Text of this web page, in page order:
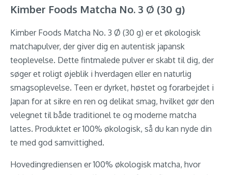
Kimber Foods Matcha No. 3 Ø (30 g)
Kimber Foods Matcha No. 3 Ø (30 g) er et økologisk
matchapulver, der giver dig en autentisk japansk
teoplevelse. Dette fintmalede pulver er skabt til dig, der
søger et roligt øjeblik i hverdagen eller en naturlig
smagsoplevelse. Teen er dyrket, høstet og forarbejdet i
Japan for at sikre en ren og delikat smag, hvilket gør den
velegnet til både traditionel te og moderne matcha
lattes. Produktet er 100% økologisk, så du kan nyde din
te med god samvittighed.
Hovedingrediensen er 100% økologisk matcha, hvor